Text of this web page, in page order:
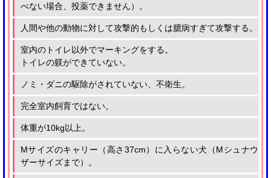
べない場合、投薬できません）。
人間や他の動物に対して攻撃的もしくは臆病すぎて攻撃する。
室内のトイレ以外でマーキングをする。
トイレの躾ができていない。
ノミ・ダニの駆除がされていない、不衛生。
完全室内飼育ではない。
体重が10kg以上。
Mサイズのキャリー（高さ37cm）に入らない犬（Mシュナウ
ザーサイズまで）。